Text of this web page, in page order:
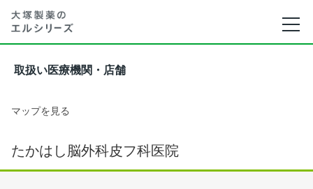
取扱い医療機関・店舗
マップを見る
たかはし脳外科皮フ科医院